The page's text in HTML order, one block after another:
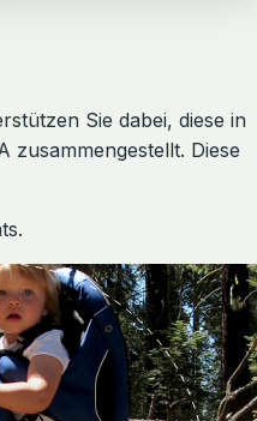
Sie dabei, diese in
zusammengestellt. Diese